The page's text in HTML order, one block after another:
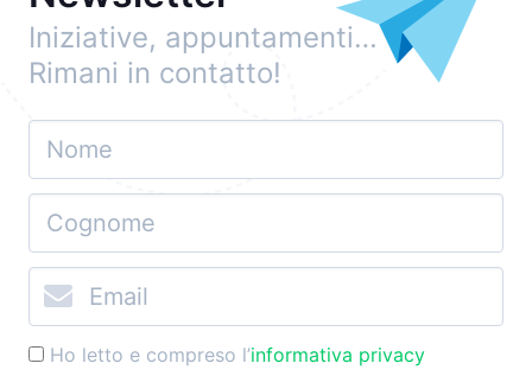
Iniziative, appuntamenti…
Rimani in contatto!
Ho letto e compreso l’informativa privacy